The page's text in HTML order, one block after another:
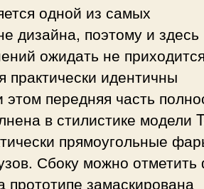
одной из самых
дизайна, поэтому и здесь
ожидать не
идентичны
передняя часть
в стилистике модели
прямоугольные
Сбоку можно
прототипе замаскирована